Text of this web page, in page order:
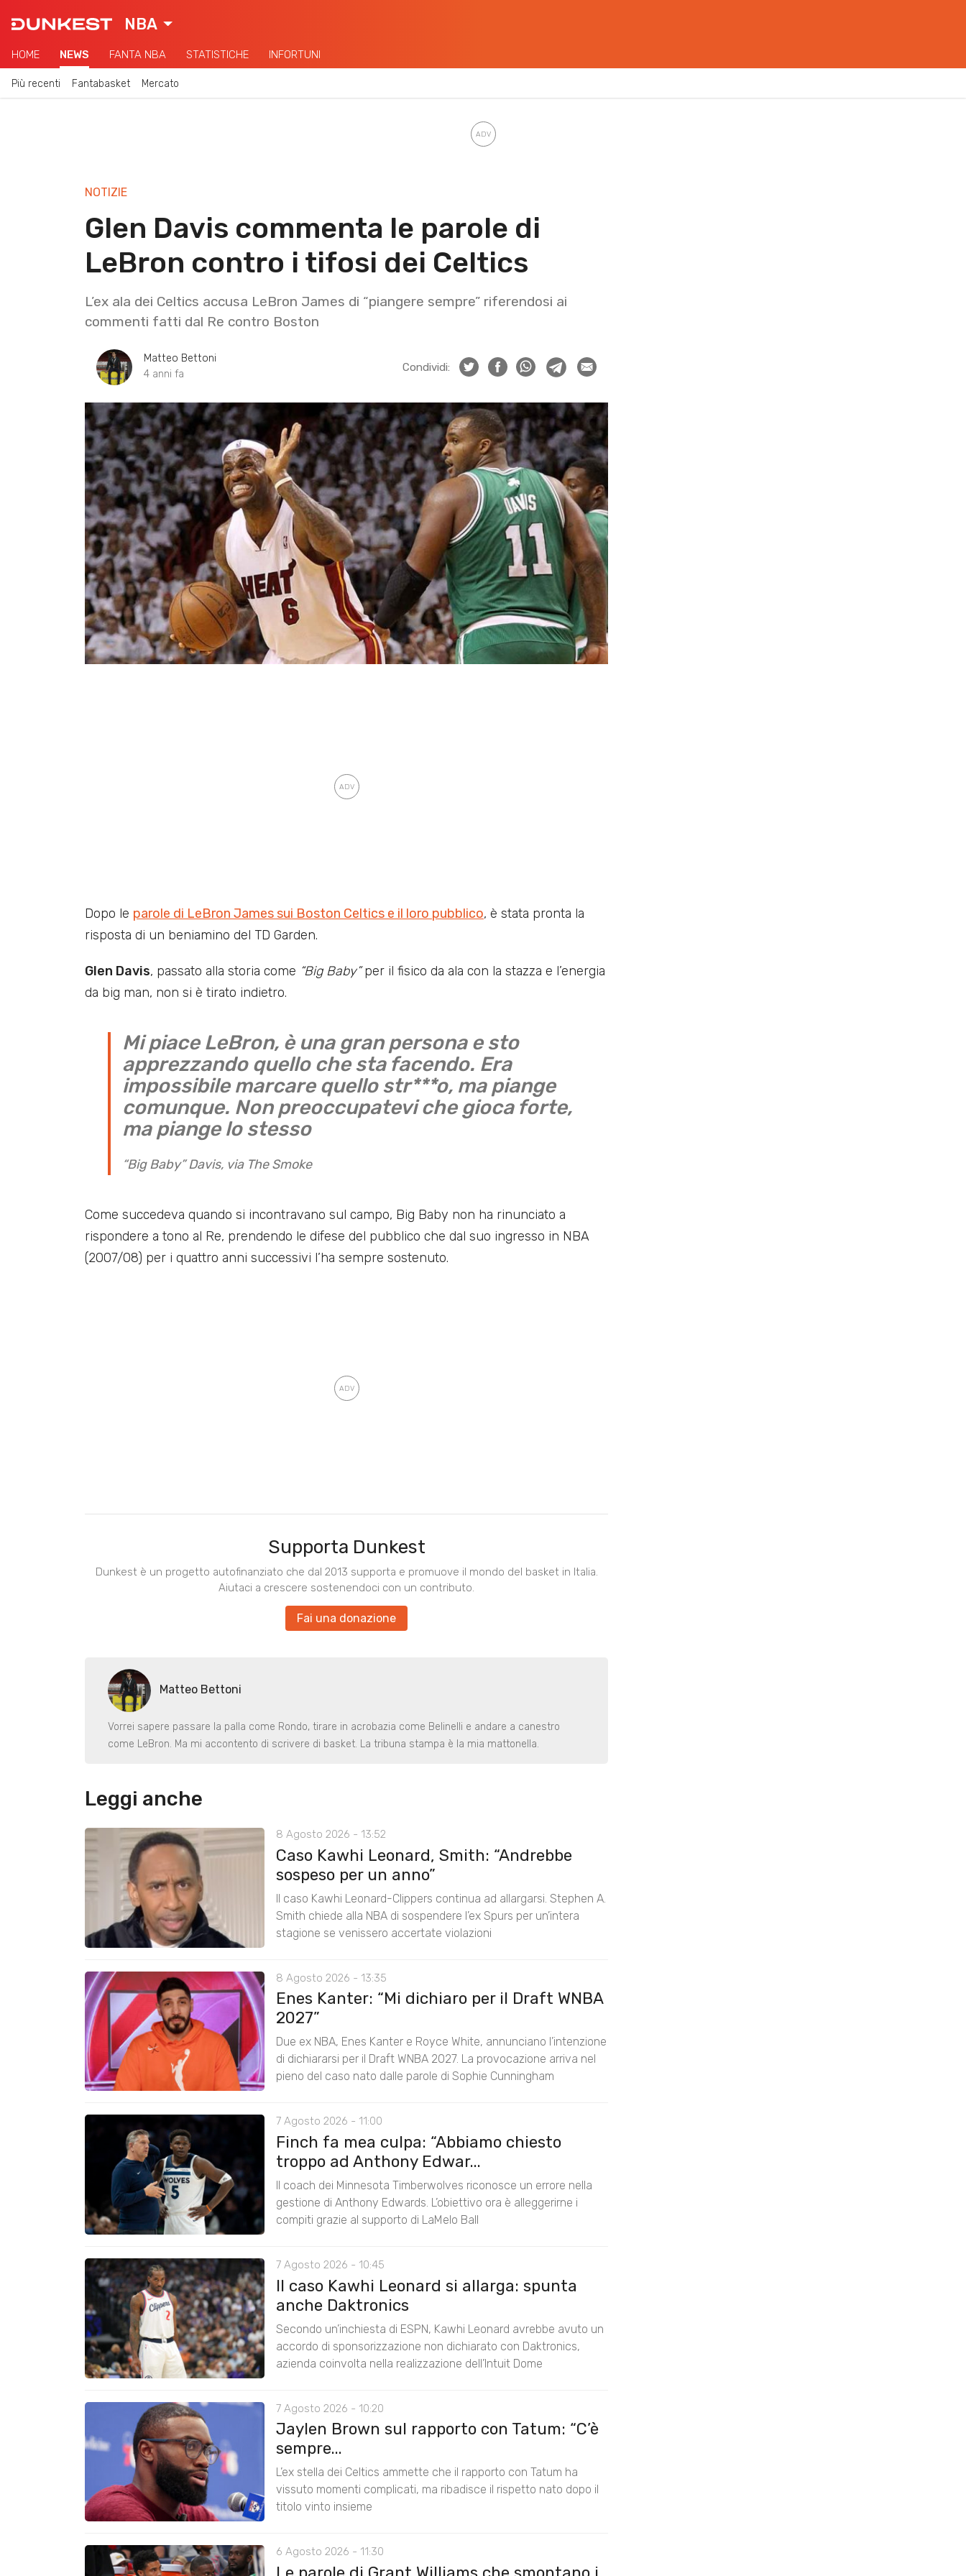
NBA
HOME NEWS FANTA NBA STATISTICHE INFORTUNI
Più recenti Fantabasket Mercato
NOTIZIE
Glen Davis commenta le parole di
LeBron contro i tifosi dei Celtics
L’ex ala dei Celtics accusa LeBron James di “piangere sempre” riferendosi ai
commenti fatti dal Re contro Boston
Matteo Bettoni
4 anni fa
Condividi:
Dopo le parole di LeBron James sui Boston Celtics e il loro pubblico, è stata pronta la
risposta di un beniamino del TD Garden.
Glen Davis, passato alla storia come “Big Baby”per il fisico da ala con la stazza e l’energia
da big man, non si è tirato indietro.
Mi piace LeBron, è una gran persona e sto
apprezzando quello che sta facendo. Era
impossibile marcare quello str***o, ma piange
comunque. Non preoccupatevi che gioca forte,
ma piange lo stesso
“Big Baby” Davis, via The Smoke
Come succedeva quando si incontravano sul campo, Big Baby non ha rinunciato a
rispondere a tono al Re, prendendo le difese del pubblico che dal suo ingresso in NBA
(2007/08) per i quattro anni successivi l’ha sempre sostenuto.
Supporta Dunkest
Dunkest è un progetto autofinanziato che dal 2013 supporta e promuove il mondo del basket in Italia.
Aiutaci a crescere sostenendoci con un contributo.
Fai una donazione
Matteo Bettoni
Vorrei sapere passare la palla come Rondo, tirare in acrobazia come Belinelli e andare a canestro
come LeBron. Ma mi accontento di scrivere di basket. La tribuna stampa è la mia mattonella.
Leggi anche
8 Agosto 2026 - 13:52
Caso Kawhi Leonard, Smith: “Andrebbe
sospeso per un anno”
Il caso Kawhi Leonard-Clippers continua ad allargarsi. Stephen A.
Smith chiede alla NBA di sospendere l’ex Spurs per un’intera
stagione se venissero accertate violazioni
8 Agosto 2026 - 13:35
Enes Kanter: “Mi dichiaro per il Draft WNBA
2027”
Due ex NBA, Enes Kanter e Royce White, annunciano l’intenzione
di dichiararsi per il Draft WNBA 2027. La provocazione arriva nel
pieno del caso nato dalle parole di Sophie Cunningham
7 Agosto 2026 - 11:00
Finch fa mea culpa: “Abbiamo chiesto
troppo ad Anthony Edwar...
Il coach dei Minnesota Timberwolves riconosce un errore nella
gestione di Anthony Edwards. L’obiettivo ora è alleggerirne i
compiti grazie al supporto di LaMelo Ball
7 Agosto 2026 - 10:45
Il caso Kawhi Leonard si allarga: spunta
anche Daktronics
Secondo un’inchiesta di ESPN, Kawhi Leonard avrebbe avuto un
accordo di sponsorizzazione non dichiarato con Daktronics,
azienda coinvolta nella realizzazione dell’Intuit Dome
7 Agosto 2026 - 10:20
Jaylen Brown sul rapporto con Tatum: “C’è
sempre...
L’ex stella dei Celtics ammette che il rapporto con Tatum ha
vissuto momenti complicati, ma ribadisce il rispetto nato dopo il
titolo vinto insieme
6 Agosto 2026 - 11:30